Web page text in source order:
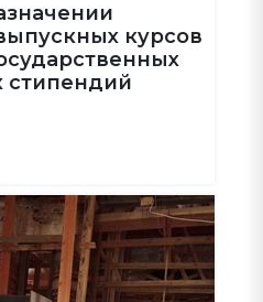
курсов
стипендий